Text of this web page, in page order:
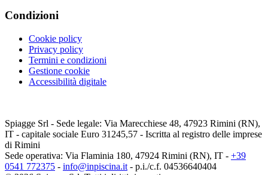
Condizioni
Cookie policy
Privacy policy
Termini e condizioni
Gestione cookie
Accessibilità digitale
Spiagge Srl - Sede legale: Via Marecchiese 48, 47923 Rimini (RN),
IT - capitale sociale Euro 31245,57 - Iscritta al registro delle imprese
di Rimini
Sede operativa: Via Flaminia 180, 47924 Rimini (RN), IT - +39
0541 772375 - info@inpiscina.it - p.i./c.f. 04536640404